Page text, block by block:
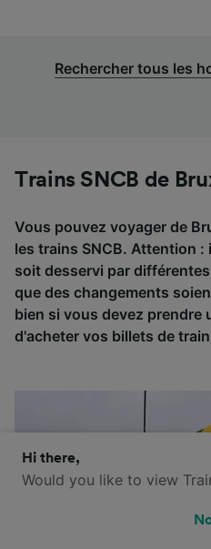
Rechercher tous les
Trains SNCB de
Vous pouvez voyager de
les trains SNCB. Attention
soit desservi par
que des changements
bien si vous devez prendre
d'acheter vos billets de
Hi there,
Would you like to view